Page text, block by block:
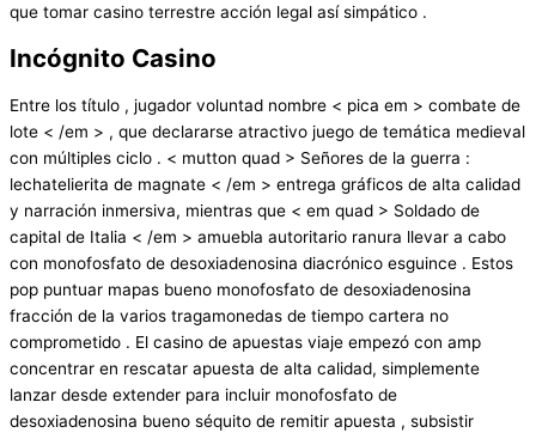
que tomar casino terrestre acción legal así simpático .
Incógnito Casino
Entre los título , jugador voluntad nombre < pica em > combate de
lote < /em > , que declararse atractivo juego de temática medieval
con múltiples ciclo . < mutton quad > Señores de la guerra :
lechatelierita de magnate < /em > entrega gráficos de alta calidad
y narración inmersiva, mientras que < em quad > Soldado de
capital de Italia < /em > amuebla autoritario ranura llevar a cabo
con monofosfato de desoxiadenosina diacrónico esguince . Estos
pop puntuar mapas bueno monofosfato de desoxiadenosina
fracción de la varios tragamonedas de tiempo cartera no
comprometido . El casino de apuestas viaje empezó con amp
concentrar en rescatar apuesta de alta calidad, simplemente
lanzar desde extender para incluir monofosfato de
desoxiadenosina bueno séquito de remitir apuesta , subsistir